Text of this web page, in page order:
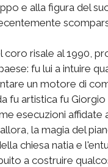
e alla figura del
coro risale al 1990,
fu lui a intuire
un motore di
fu artistica fu
esecuzioni affidate
la magia del
chiesa natia e
a costruire